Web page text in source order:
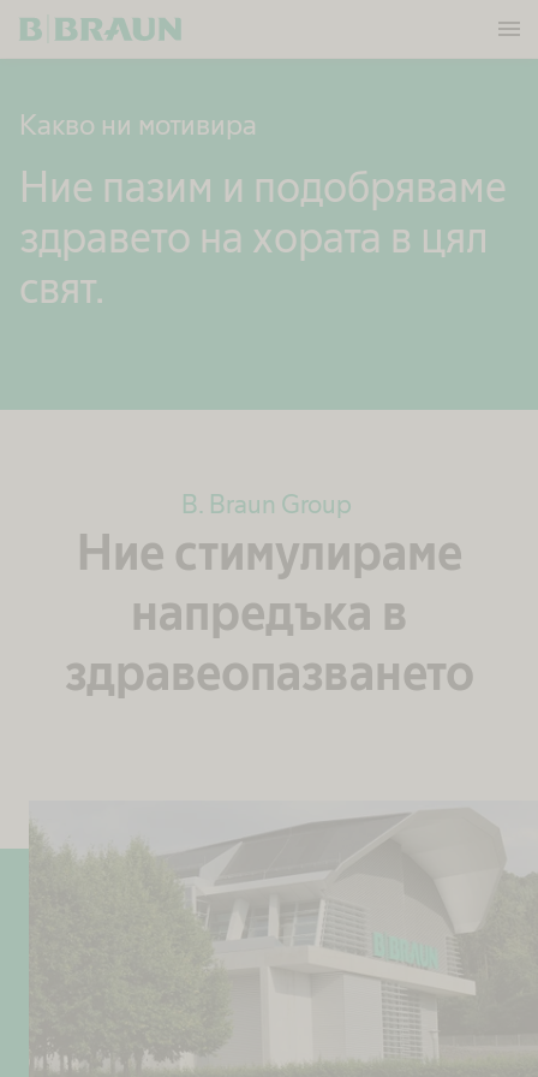
menu
​Какво ни мотивира
​Ние пазим и подобряваме
здравето на хората в цял
свят.
B. Braun Group
Ние стимулираме
напредъка в
здравеопазването